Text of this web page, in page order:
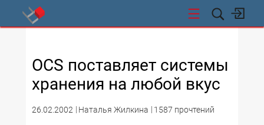
OCS поставляет системы
хранения на любой вкус
26.02.2002 Наталья Жилкина 1587 прочтений